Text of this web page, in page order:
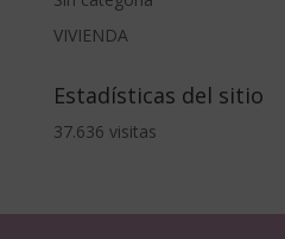
VIVIENDA
Estadísticas del sitio
37.636 visitas